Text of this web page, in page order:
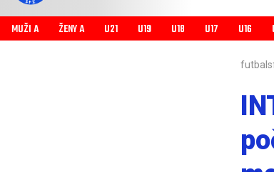
MUŽI A ŽENY A U21 U19 U18 U17 U16